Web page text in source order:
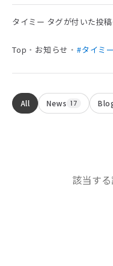
サービス
ハピワク・HR事業
保険代理店事業
タイミー タグが付いた投稿
Top ・ お知らせ ・#タイミー
All News 17
該当する